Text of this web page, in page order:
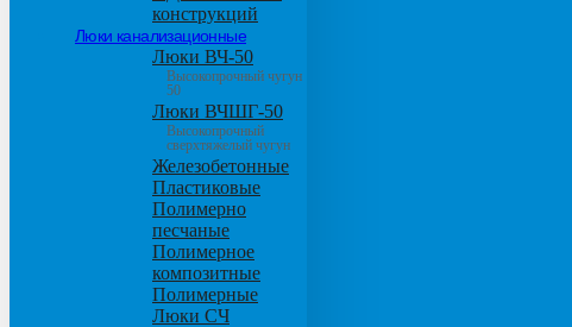
конструкций
Люки канализационные
Люки ВЧ-50
Высокопрочный чугун
50
Люки ВЧШГ-50
Высокопрочный
сверхтяжелый чугун
Железобетонные
Пластиковые
Полимерно
песчаные
Полимерное
композитные
Полимерные
Люки СЧ